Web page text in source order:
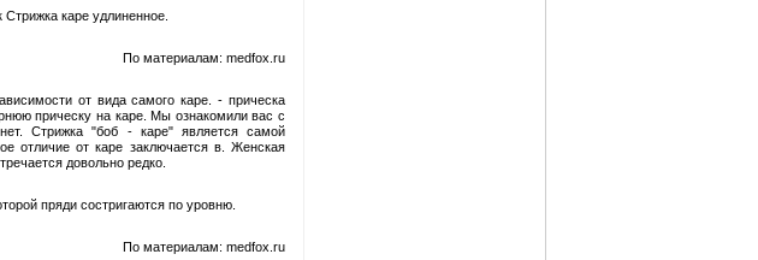
каре удлиненное.
По материалам: medfox.ru
от вида самого каре. - прическа
прическу на каре. Мы ознакомили вас с
Стрижка "боб - каре" является самой
отличие от каре заключается в. Женская
довольно редко.
пряди состригаются по уровню.
По материалам: medfox.ru